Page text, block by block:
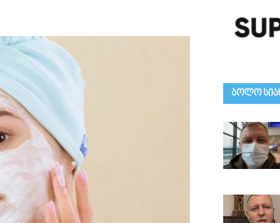
ᲑᲝᲚᲝ